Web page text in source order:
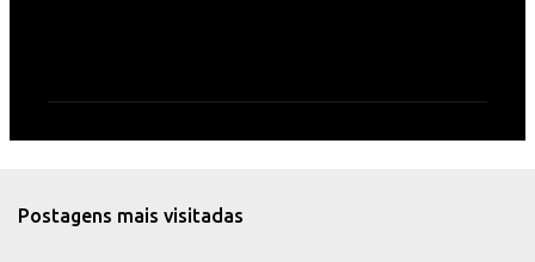
á
Postagens mais visitadas